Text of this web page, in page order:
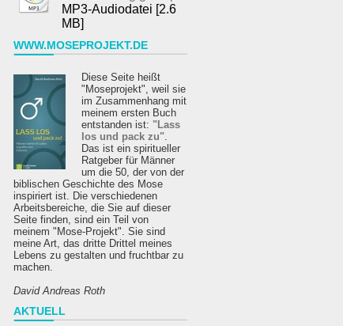
MP3-Audiodatei [2.6
MB]
WWW.MOSEPROJEKT.DE
Diese Seite heißt
"Moseprojekt", weil sie
im Zusammenhang mit
meinem ersten Buch
entstanden ist: "Lass
los und pack zu".
Das ist ein spiritueller
Ratgeber für Männer
um die 50, der von der
biblischen Geschichte des Mose
inspiriert ist. Die verschiedenen
Arbeitsbereiche, die Sie auf dieser
Seite finden, sind ein Teil von
meinem "Mose-Projekt". Sie sind
meine Art, das dritte Drittel meines
Lebens zu gestalten und fruchtbar zu
machen.
David Andreas Roth
AKTUELL